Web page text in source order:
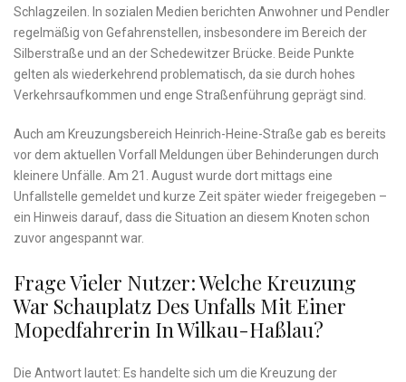
Schlagzeilen. In sozialen Medien berichten Anwohner und Pendler
regelmäßig von Gefahrenstellen, insbesondere im Bereich der
Silberstraße und an der Schedewitzer Brücke. Beide Punkte
gelten als wiederkehrend problematisch, da sie durch hohes
Verkehrsaufkommen und enge Straßenführung geprägt sind.
Auch am Kreuzungsbereich Heinrich-Heine-Straße gab es bereits
vor dem aktuellen Vorfall Meldungen über Behinderungen durch
kleinere Unfälle. Am 21. August wurde dort mittags eine
Unfallstelle gemeldet und kurze Zeit später wieder freigegeben –
ein Hinweis darauf, dass die Situation an diesem Knoten schon
zuvor angespannt war.
Frage Vieler Nutzer: Welche Kreuzung
War Schauplatz Des Unfalls Mit Einer
Mopedfahrerin In Wilkau-Haßlau?
Die Antwort lautet: Es handelte sich um die Kreuzung der